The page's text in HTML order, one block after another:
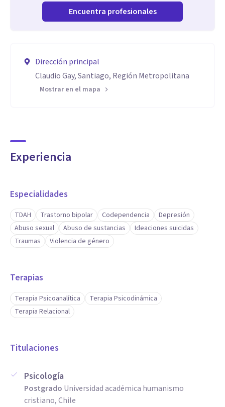
Encuentra profesionales
Dirección principal
Claudio Gay, Santiago, Región Metropolitana
Mostrar en el mapa
Experiencia
Especialidades
TDAH Trastorno bipolar Codependencia
Depresión
Abuso sexual
Abuso de sustancias
Ideaciones suicidas
Traumas
Violencia de género
Terapias
Terapia Psicoanalítica
Terapia Psicodinámica
Terapia Relacional
Titulaciones
Psicología
Postgrado Universidad académica humanismo
cristiano, Chile